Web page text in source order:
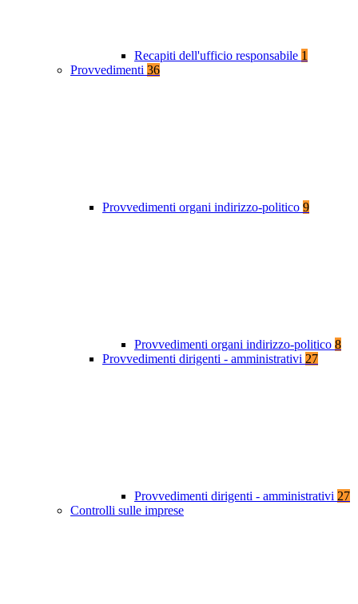
Recapiti dell'ufficio responsabile 1
Provvedimenti 36
Provvedimenti organi indirizzo-politico 9
Provvedimenti organi indirizzo-politico 8
Provvedimenti dirigenti - amministrativi 27
Provvedimenti dirigenti - amministrativi 27
Controlli sulle imprese